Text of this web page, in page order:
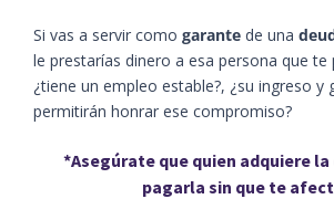
Si vas a servir como garante de una
le prestarías dinero a esa persona que te
¿tiene un empleo estable?, ¿su ingreso y
permitirán honrar ese compromiso?
*Asegúrate que quien adquiere
pagarla sin que te